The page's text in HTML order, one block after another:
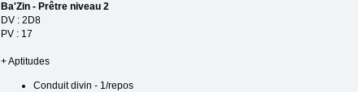
Ba'Zin - Prêtre niveau 2
DV : 2D8
PV : 17
+ Aptitudes
Conduit divin - 1/repos